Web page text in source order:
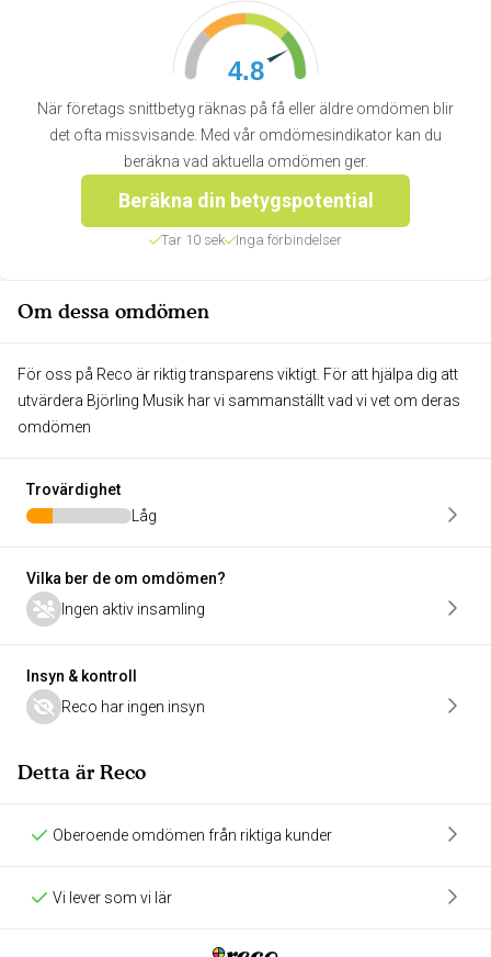
4.8
När företags snittbetyg räknas på få eller äldre omdömen blir
det ofta missvisande. Med vår omdömesindikator kan du
beräkna vad aktuella omdömen ger.
Beräkna din betygspotential
Tar 10 sek Inga förbindelser
Om dessa omdömen
För oss på Reco är riktig transparens viktigt. För att hjälpa dig att
utvärdera Björling Musik har vi sammanställt vad vi vet om deras
omdömen
Trovärdighet
Låg
Vilka ber de om omdömen?
Ingen aktiv insamling
Insyn & kontroll
Reco har ingen insyn
Detta är Reco
Oberoende omdömen från riktiga kunder
Vi lever som vi lär